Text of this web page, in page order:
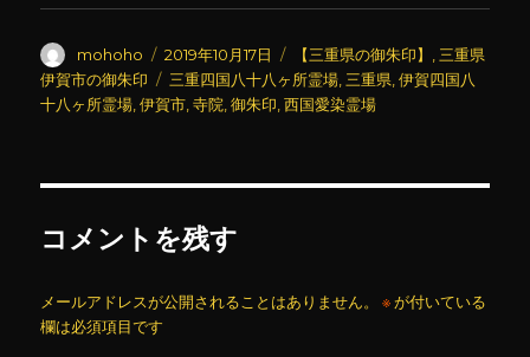
投
稿
者
mohoho
投
稿
日:
2019年10月17日
カ
テ
ゴ
【三重県の御朱印】
三重県
伊賀市の御朱印
タ
グ
三重四国八十八ヶ所霊場 三重県 ,伊賀四国八
十八ヶ所霊場 ,伊賀市 ,寺院 ,御朱印 ,西国愛染霊場
コメントを残す
メールアドレスが公開されることはありません。 ※が付いている
欄は必須項目です